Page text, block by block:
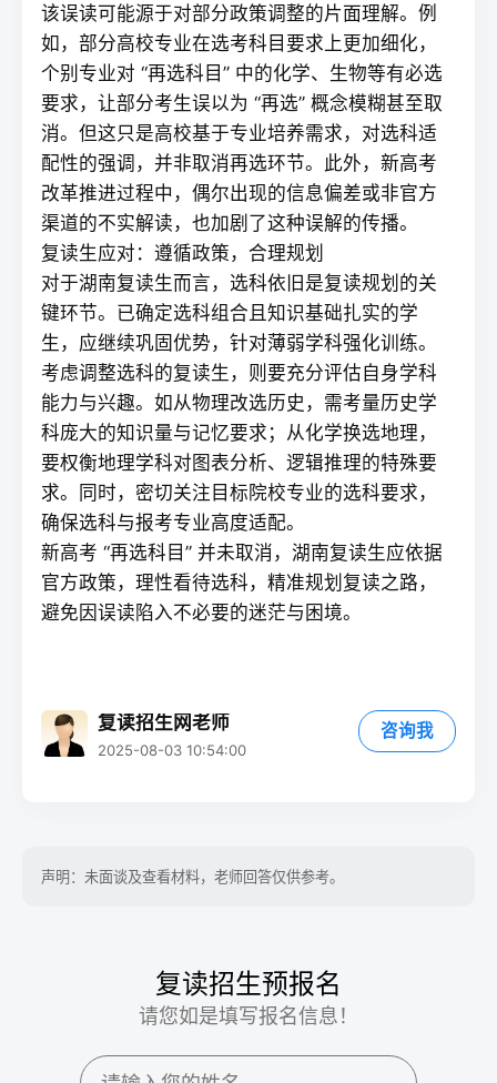
该误读可能源于对部分政策调整的片面理解。例
如，部分高校专业在选考科目要求上更加细化，
个别专业对 “再选科目” 中的化学、生物等有必选
要求，让部分考生误以为 “再选” 概念模糊甚至取
消。但这只是高校基于专业培养需求，对选科适
配性的强调，并非取消再选环节。此外，新高考
改革推进过程中，偶尔出现的信息偏差或非官方
渠道的不实解读，也加剧了这种误解的传播。
复读生应对：遵循政策，合理规划
对于湖南复读生而言，选科依旧是复读规划的关
键环节。已确定选科组合且知识基础扎实的学
生，应继续巩固优势，针对薄弱学科强化训练。
考虑调整选科的复读生，则要充分评估自身学科
能力与兴趣。如从物理改选历史，需考量历史学
科庞大的知识量与记忆要求；从化学换选地理，
要权衡地理学科对图表分析、逻辑推理的特殊要
求。同时，密切关注目标院校专业的选科要求，
确保选科与报考专业高度适配。
新高考 “再选科目” 并未取消，湖南复读生应依据
官方政策，理性看待选科，精准规划复读之路，
避免因误读陷入不必要的迷茫与困境。
复读招生网老师
2025-08-03 10:54:00
咨询我
声明：未面谈及查看材料，老师回答仅供参考。
复读招生预报名
请您如是填写报名信息！